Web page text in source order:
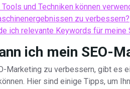
und Techniken können
zu verbessern?
ich relevante Keywords für meine
ich mein SEO-
Marketing zu verbessern, gibt es
Hier sind einige Tipps, um